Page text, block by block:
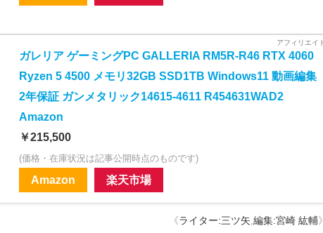
ガレリア ゲーミングPC GALLERIA RM5R-R46 RTX 4060
Ryzen 5 4500 メモリ32GB SSD1TB Windows11 動画編集
2年保証 ガンメタリック14615-4611 R454631WAD2
Amazon
￥215,500
(価格・在庫状況は記事公開時点のものです)
Amazon 楽天市場
《ライター:三ツ矢 編集:宮崎 紘輔》